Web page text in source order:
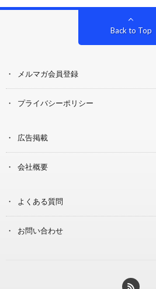
Back to Top
メルマガ会員登録
プライバシーポリシー
広告掲載
会社概要
よくある質問
お問い合わせ